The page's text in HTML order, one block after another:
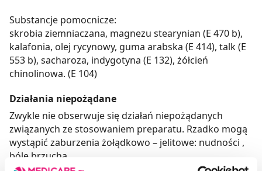
Substancje pomocnicze:
skrobia ziemniaczana, magnezu stearynian (E 470 b),
kalafonia, olej rycynowy, guma arabska (E 414), talk (E
553 b), sacharoza, indygotyna (E 132), żółcień
chinolinowa. (E 104)
Działania niepożądane
Zwykle nie obserwuje się działań niepożądanych
związanych ze stosowaniem preparatu. Rzadko mogą
wystąpić zaburzenia żołądkowo – jelitowe: nudności ,
bóle brzucha.